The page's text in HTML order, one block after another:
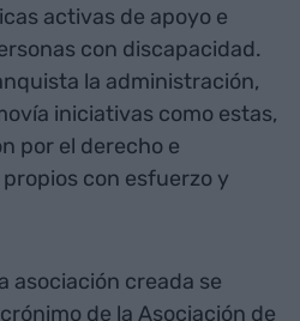
activas de apoyo e
con discapacidad.
la administración,
iniciativas como estas,
por el derecho e
con esfuerzo y
asociación creada se
de la Asociación de